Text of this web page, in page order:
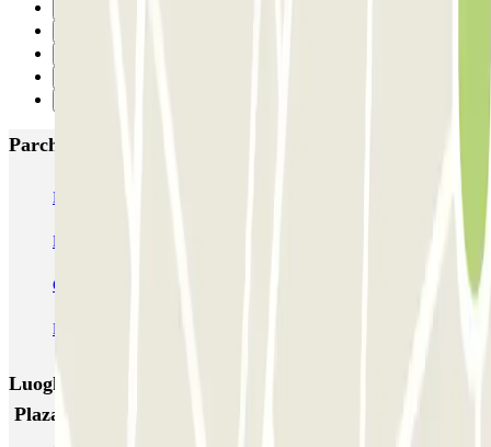
Parcheggi più popolari a Madrid
IC Alenza-Ponzano
HOMELY Azcona EMT Recoletos
Coslada (Avenida de América)
EMT Marqués de Salamanca
Luoghi ed eventi che potrebbero interessarti vicino a
Plaza de los Cubos - Martín de los Heros